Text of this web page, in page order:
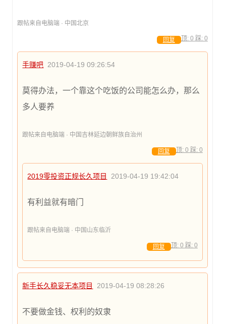
跟帖来自电脑端 · 中国北京
顶: 0 踩: 0
回复
手赚吧 2019-04-19 09:26:54
莫得办法，一个靠这个吃饭的公司能怎么办，那么
多人要养
跟帖来自电脑端 · 中国吉林延边朝鲜族自治州
顶: 0 踩: 0
回复
2019零投资正规长久项目 2019-04-19 19:42:04
有利益就有暗门
跟帖来自电脑端 · 中国山东临沂
顶: 0 踩: 0
回复
新手长久稳妥无本项目 2019-04-19 08:28:26
不要做金钱、权利的奴隶